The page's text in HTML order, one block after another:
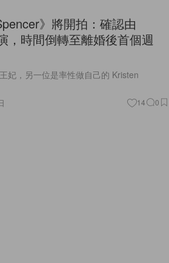
》將開拍：確認由
，時間倒轉至離婚後首個週
妃，另一位是率性做自己的 Kristen
14 0